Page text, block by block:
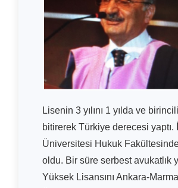
Lisenin 3 yılını 1 yılda ve
bitirerek Türkiye derecesi yaptı.
Üniversitesi Hukuk
oldu. Bir süre serbest avukatlık
Yüksek Lisansını Ankara-